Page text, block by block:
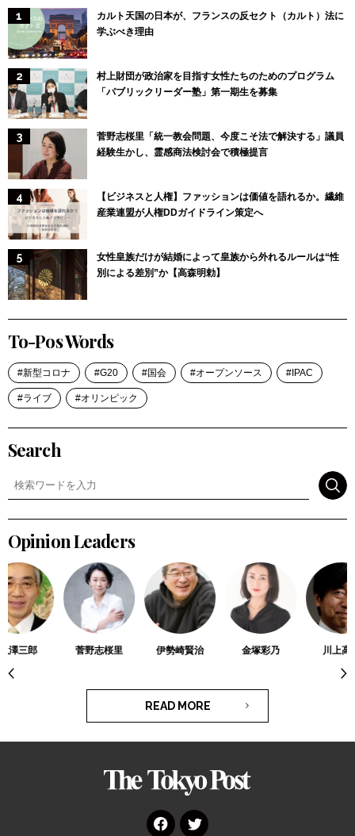
カルト天国の日本が、フランスの反セクト（カルト）法に
学ぶべき理由
村上財団が政治家を目指す女性たちのためのプログラム
「パブリックリーダー塾」第一期生を募集
菅野志桜里「統一教会問題、今度こそ法で解決する」議員
経験生かし、霊感商法検討会で積極提言
【ビジネスと人権】ファッションは価値を語れるか。繊維
産業連盟が人権DDガイドライン策定へ
女性皇族だけが結婚によって皇族から外れるルールは“性
別による差別”か【高森明勅】
To-Pos Words
新型コロナ G20 国会 オープンソース IPAC
ライブ オリンピック
Search
Opinion Leaders
澤三郎 菅野志桜里 伊勢崎賢治 金塚彩乃 川上高
READ MORE